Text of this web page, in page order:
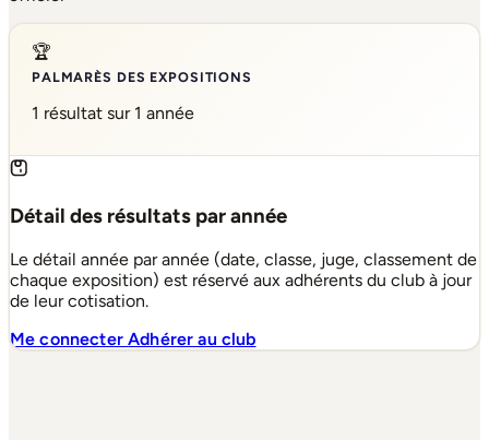
🏆
PALMARÈS DES EXPOSITIONS
1 résultat sur 1 année
Détail des résultats par année
Le détail année par année (date, classe, juge, classement de
chaque exposition) est réservé aux adhérents du club à jour
de leur cotisation.
Me connecterAdhérer au club